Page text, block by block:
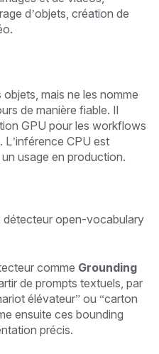
d’objets, création de
mais ne les nomme
de manière fiable. Il
GPU pour les workflows
L’inférence CPU est
usage en production.
détecteur open-vocabulary
comme Grounding
de prompts textuels, par
élévateur” ou “carton
ensuite ces bounding
précis.